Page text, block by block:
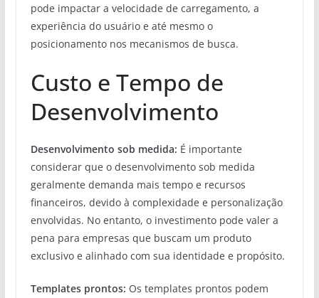
pode impactar a velocidade de carregamento, a
experiência do usuário e até mesmo o
posicionamento nos mecanismos de busca.
Custo e Tempo de
Desenvolvimento
Desenvolvimento sob medida: É importante
considerar que o desenvolvimento sob medida
geralmente demanda mais tempo e recursos
financeiros, devido à complexidade e personalização
envolvidas. No entanto, o investimento pode valer a
pena para empresas que buscam um produto
exclusivo e alinhado com sua identidade e propósito.
Templates prontos: Os templates prontos podem